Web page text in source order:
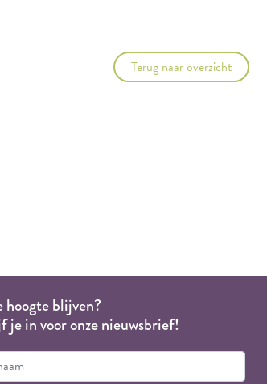
Terug naar overzicht
hoogte blijven?
je in voor onze nieuwsbrief!